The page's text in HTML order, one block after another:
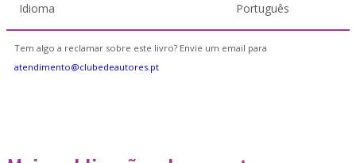
Idioma Português
Tem algo a reclamar sobre este livro? Envie um email para
atendimento@clubedeautores.pt